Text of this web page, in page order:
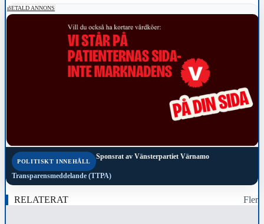
BETALD ANNONS
POLITISKT INNEHÅLL
Sponsrat av Vänsterpartiet Värnamo
Transparensmeddelande (TTPA)
RELATERAT Fler